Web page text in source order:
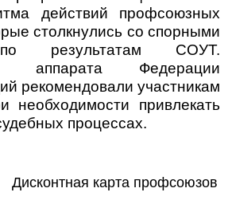
действий профсоюзных
столкнулись со спорными
результатам СОУТ.
аппарата Федерации
рекомендовали участникам
необходимости привлекать
процессах.
Дисконтная карта профсоюзов